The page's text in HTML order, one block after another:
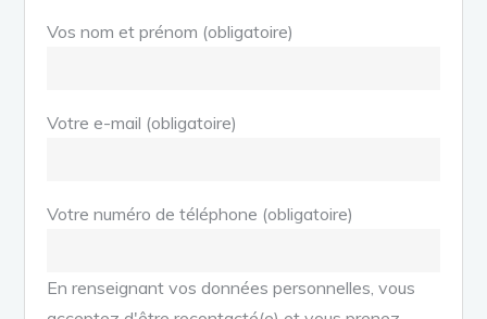
Vos nom et prénom (obligatoire)
Votre e-mail (obligatoire)
Votre numéro de téléphone (obligatoire)
En renseignant vos données personnelles, vous